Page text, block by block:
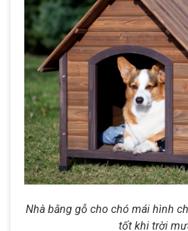
Nhà bằng gỗ cho chó mái hình
tốt khi trời